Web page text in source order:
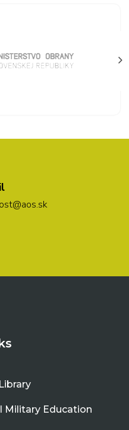
Military Education